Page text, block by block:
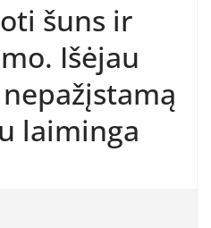
šuns ir
Išėjau
laiminga